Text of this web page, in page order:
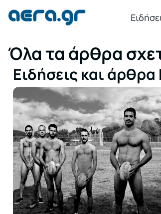
Όλα τα άρθρα
Ειδήσεις και άρθρα